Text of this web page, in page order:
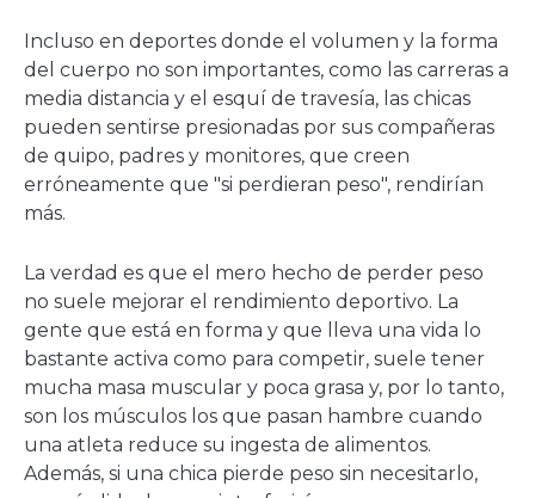
Incluso en deportes donde el volumen y la forma
del cuerpo no son importantes, como las carreras a
media distancia y el esquí de travesía, las chicas
pueden sentirse presionadas por sus compañeras
de quipo, padres y monitores, que creen
erróneamente que "si perdieran peso", rendirían
más.
La verdad es que el mero hecho de perder peso
no suele mejorar el rendimiento deportivo. La
gente que está en forma y que lleva una vida lo
bastante activa como para competir, suele tener
mucha masa muscular y poca grasa y, por lo tanto,
son los músculos los que pasan hambre cuando
una atleta reduce su ingesta de alimentos.
Además, si una chica pierde peso sin necesitarlo,